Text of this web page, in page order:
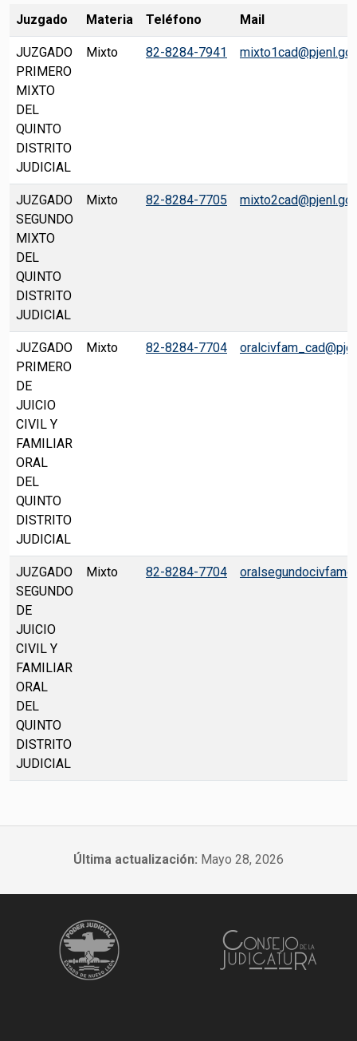
Juzgado Materia Teléfono Mail
JUZGADO
PRIMERO
MIXTO
DEL
QUINTO
DISTRITO
JUDICIAL
Mixto 82-8284-7941
JUZGADO
SEGUNDO
MIXTO
DEL
QUINTO
DISTRITO
JUDICIAL
Mixto 82-8284-7705
JUZGADO
PRIMERO
DE
JUICIO
CIVIL Y
FAMILIAR
ORAL
DEL
QUINTO
DISTRITO
JUDICIAL
Mixto 82-8284-7704
JUZGADO
SEGUNDO
DE
JUICIO
CIVIL Y
FAMILIAR
ORAL
DEL
QUINTO
DISTRITO
JUDICIAL
Mixto 82-8284-7704
Última actualización: Mayo 28, 2026